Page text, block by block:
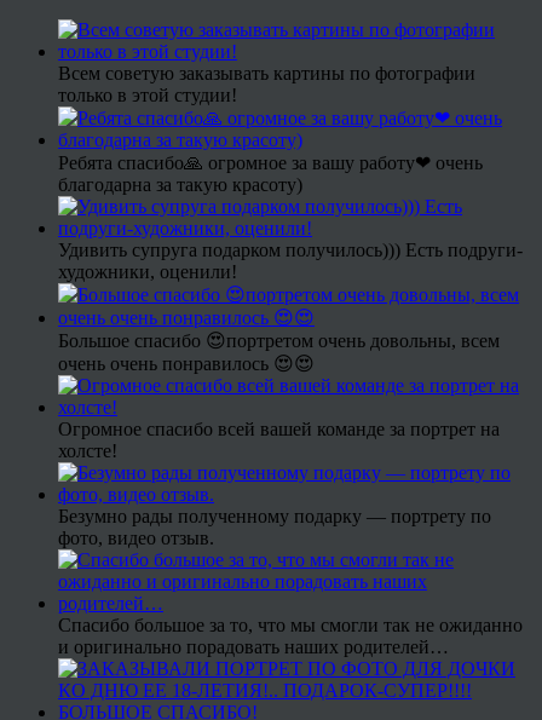
Всем советую заказывать картины по фотографии
только в этой студии!
Ребята спасибо🙏 огромное за вашу работу❤ очень
благодарна за такую красоту)
Удивить супруга подарком получилось))) Есть подруги-
художники, оценили!
Большое спасибо 😍портретом очень довольны, всем
очень очень понравилось 😍😍
Огромное спасибо всей вашей команде за портрет на
холсте!
Безумно рады полученному подарку — портрету по
фото, видео отзыв.
Спасибо большое за то, что мы смогли так не ожиданно
и оригинально порадовать наших родителей…